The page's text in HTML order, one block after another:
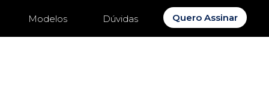
Modelos Dúvidas Quero Assinar